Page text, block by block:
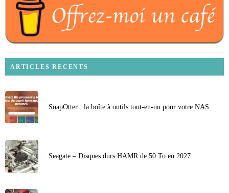
ARTICLES RECENTS
SnapOtter : la boîte à outils tout-en-un pour votre NAS
Seagate – Disques durs HAMR de 50 To en 2027